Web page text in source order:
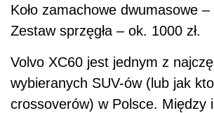
Koło zamachowe dwumasowe –
Zestaw sprzęgła – ok. 1000 zł.
Volvo XC60 jest jednym z
wybieranych SUV-ów (lub jak
crossoverów) w Polsce. Między